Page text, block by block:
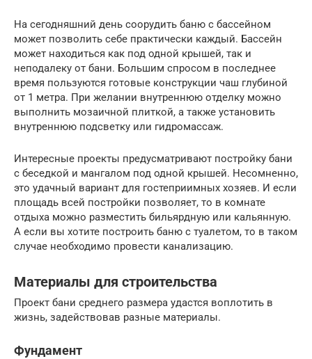
На сегодняшний день соорудить баню с бассейном
может позволить себе практически каждый. Бассейн
может находиться как под одной крышей, так и
неподалеку от бани. Большим спросом в последнее
время пользуются готовые конструкции чаш глубиной
от 1 метра. При желании внутреннюю отделку можно
выполнить мозаичной плиткой, а также установить
внутреннюю подсветку или гидромассаж.
Интересные проекты предусматривают постройку бани
с беседкой и мангалом под одной крышей. Несомненно,
это удачный вариант для гостеприимных хозяев. И если
площадь всей постройки позволяет, то в комнате
отдыха можно разместить бильярдную или кальянную.
А если вы хотите построить баню с туалетом, то в таком
случае необходимо провести канализацию.
Материалы для строительства
Проект бани среднего размера удастся воплотить в
жизнь, задействовав разные материалы.
Фундамент